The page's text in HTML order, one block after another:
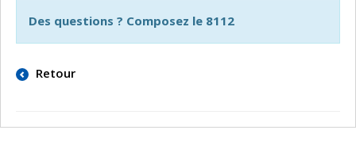
Des questions ? Composez le 8112
Retour